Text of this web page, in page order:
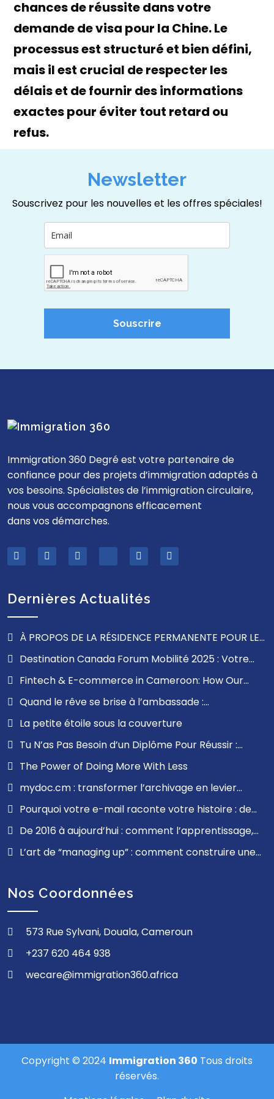
chances de réussite dans votre
demande de visa pour la Chine. Le
processus est structuré et bien défini,
mais il est crucial de respecter les
délais et de fournir des informations
exactes pour éviter tout retard ou
refus.
Newsletter
Souscrivez pour les nouvelles et les offres spéciales!
Souscrire
Immigration 360 Degré est votre partenaire de
confiance pour des projets d’immigration adaptés à
vos besoins. Spécialistes de l’immigration circulaire,
nous vous accompagnons efficacement
dans vos démarches.
Dernières Actualités
À PROPOS DE LA RÉSIDENCE PERMANENTE POUR LES
FRANCOPHONES À L’EXTÉRIEUR DU QUÉBEC
Destination Canada Forum Mobilité 2025 : Votre
Opportunité de Travailler au Canada
Fintech & E-commerce in Cameroon: How Our
Communication Solutions Can Revolutionize Your User
Experience
Quand le rêve se brise à l’ambassade :
comprendre l’impact d’un refus de visa et trouver la
force d’avancer
La petite étoile sous la couverture
Tu N’as Pas Besoin d’un Diplôme Pour Réussir :
Leçons de Mon Parcours
The Power of Doing More With Less
mydoc.cm : transformer l’archivage en levier
stratégique pour les entreprises en Afrique
francophone
Pourquoi votre e-mail raconte votre histoire : de
Gmail à ProfessionalMail.cm, la souveraineté
De 2016 à aujourd’hui : comment l’apprentissage,
l’empathie et la résilience ont façonné mon parcours
L’art de “managing up” : comment construire une
Nos Coordonnées
573 Rue Sylvani, Douala, Cameroun
+237 620 464 938
wecare@immigration360.africa
Copyright © 2024 Immigration 360 Tous droits
réservés.